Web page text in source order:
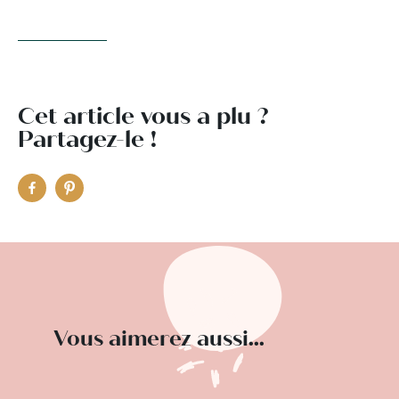
Cet article vous a plu ?
Partagez-le !
Vous aimerez aussi...